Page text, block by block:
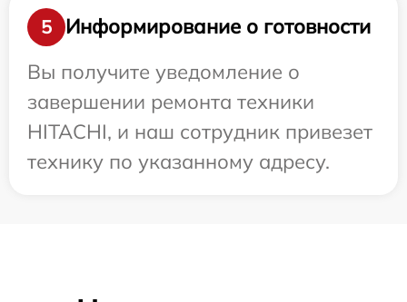
5
Информирование о готовности
Вы получите уведомление о
завершении ремонта техники
HITACHI, и наш сотрудник привезет
технику по указанному адресу.